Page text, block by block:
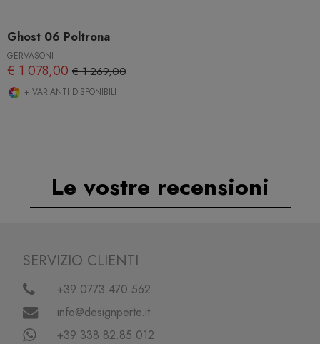
Ghost 06 Poltrona
GERVASONI
€ 1.078,00 € 1.269,00
+ VARIANTI DISPONIBILI
Le vostre recensioni
SERVIZIO CLIENTI
+39 0773.470.562
info@designperte.it
+39 338.82.85.012